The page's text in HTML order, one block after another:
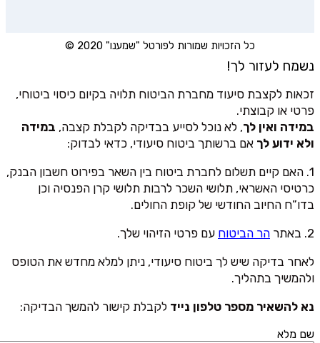
כל הזכויות שמורות לפורטל "שמענו" 2020 ©
נשמח לעזור לך!
זכאות לקצבת סיעוד מחברת הביטוח תלויה בקיום כיסוי ביטוחי,
פרטי או קבוצתי.
במידה ואין לך, לא נוכל לסייע בבדיקה לקבלת קצבה, במידה
ולא ידוע לך אם ברשותך ביטוח סיעודי, כדאי לבדוק:
1. האם קיים תשלום לחברת ביטוח בין השאר בפירוט חשבון הבנק,
כרטיסי האשראי, תלושי השכר לרבות תלושי קרן הפנסיה וכן
בדו”ח החיוב החודשי של קופת החולים.
2. באתר
הר הביטוח עם פרטי הזיהוי שלך.
לאחר בדיקה שיש לך ביטוח סיעודי, ניתן למלא מחדש את הטופס
ולהמשיך בתהליך.
נא להשאיר מספר טלפון נייד לקבלת קישור להמשך הבדיקה:
שם מלא